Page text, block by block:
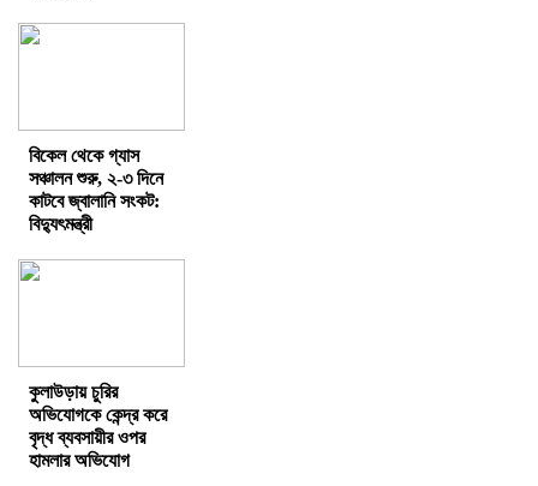
বিকেল থেকে গ্যাস
সঞ্চালন শুরু, ২-৩ দিনে
কাটবে জ্বালানি সংকট:
বিদ্যুৎমন্ত্রী
কুলাউড়ায় চুরির
অভিযোগকে কেন্দ্র করে
বৃদ্ধ ব্যবসায়ীর ওপর
হামলার অভিযোগ